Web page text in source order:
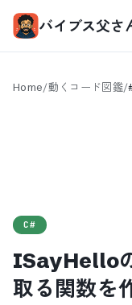
バイブス父さ
Home/動くコード図鑑/
C#
ISayHello
取る関数を